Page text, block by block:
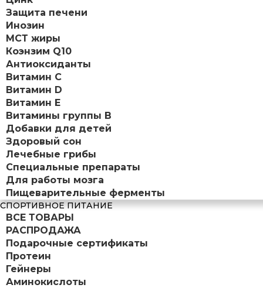
Защита печени
Инозин
МСТ жиры
Коэнзим Q10
Антиоксиданты
Витамин С
Витамин D
Витамин Е
Витамины группы B
Добавки для детей
Здоровый сон
Лечебные грибы
Специальные препараты
Для работы мозга
Пищеварительные ферменты
СПОРТИВНОЕ ПИТАНИЕ
ВСЕ ТОВАРЫ
РАСПРОДАЖА
Подарочные сертификаты
Протеин
Гейнеры
Аминокислоты